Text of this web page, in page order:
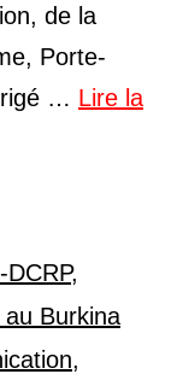
de la
Porte-
… Lire la
,
Burkina
,